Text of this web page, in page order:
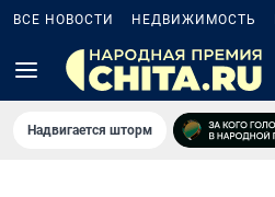
ВСЕ НОВОСТИ НЕДВИЖИМОСТЬ
Надвигается шторм